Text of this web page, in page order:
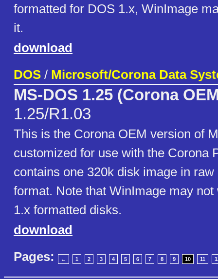
formatted for DOS 1.x, WinImage
it.
download
DOS / Microsoft/Corona Data
MS-DOS 1.25 (Corona
1.25/R1.03
This is the Corona OEM version of
customized for use with the Corona
contains one 320k disk image in
format. Note that WinImage may
1.x formatted disks.
download
Pages:
← 1 2 3 4 5 6 7 8 9 10 11